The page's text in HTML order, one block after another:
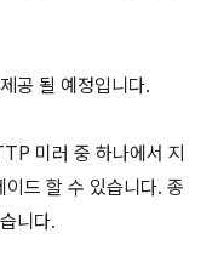
공 될 예정입니다.
미러 중 하나에서 지
드 할 수 있습니다. 종
니다.